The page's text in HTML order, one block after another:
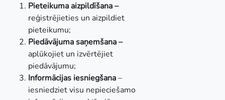
Pieteikuma aizpildīšana –
reģistrējieties un aizpildiet
pieteikumu;
Piedāvājuma saņemšana –
aplūkojiet un izvērtējiet
piedāvājumu;
Informācijas iesniegšana–
iesniedziet visu nepieciešamo